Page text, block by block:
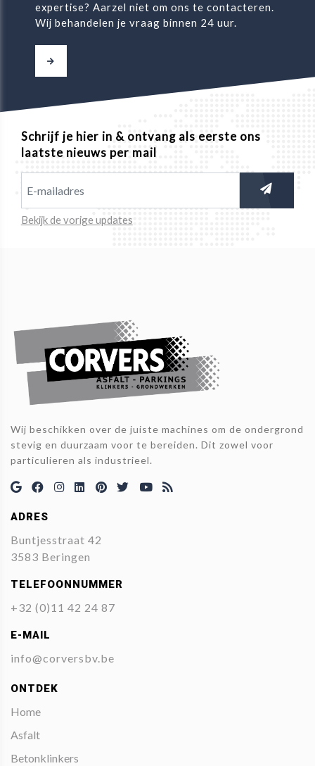
expertise? Aarzel niet om ons te contacteren.
Wij behandelen je vraag binnen 24 uur.
Schrijf je hier in & ontvang als eerste ons
laatste nieuws per mail
Bekijk de vorige updates
Wij beschikken over de juiste machines om de ondergrond
stevig en duurzaam voor te bereiden. Dit zowel voor
particulieren als industrieel.
ADRES
Buntjesstraat 42
3583 Beringen
TELEFOONNUMMER
+32 (0)11 42 24 87
E-MAIL
info@corversbv.be
ONTDEK
Home
Asfalt
Betonklinkers